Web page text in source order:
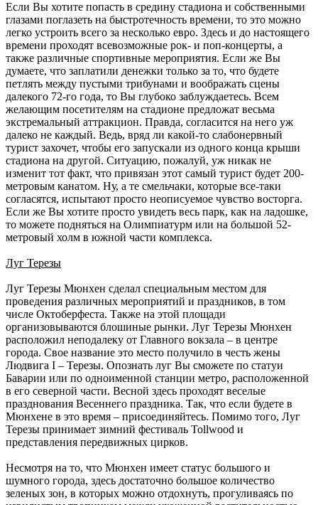
Если Вы хотите попасть в средину стадиона и собственными
глазами поглазеть на быстротечность времени, то это можно
легко устроить всего за несколько евро. Здесь и до настоящего
времени проходят всевозможные рок- и поп-концерты, а
также различные спортивные мероприятия. Если же Вы
думаете, что заплатили денежки только за то, что будете
петлять между пустыми трибунами и воображать сцены
далекого 72-го года, то Вы глубоко заблуждаетесь. Всем
желающим посетителям на стадионе предложат весьма
экстремальный аттракцион. Правда, согласится на него уж
далеко не каждый. Ведь, вряд ли какой-то слабонервный
турист захочет, чтобы его запускали из одного конца крыши
стадиона на другой. Ситуацию, пожалуй, уж никак не
изменит тот факт, что привязан этот самый турист будет 200-
метровым канатом. Ну, а те смельчаки, которые все-таки
согласятся, испытают просто неописуемое чувство восторга.
Если же Вы хотите просто увидеть весь парк, как на ладошке,
то можете подняться на Олимпиатурм или на большой 52-
метровый холм в южной части комплекса.
Луг Терезы
Луг Терезы Мюнхен сделал специальным местом для
проведения различных мероприятий и праздников, в том
числе Октоберфеста. Также на этой площади
организовываются блошиные рынки. Луг Терезы Мюнхен
расположил неподалеку от Главного вокзала – в центре
города. Свое название это место получило в честь жены
Людвига I – Терезы. Опознать луг Вы сможете по статуи
Баварии или по одноименной станции метро, расположенной
в его северной части. Весной здесь проходят веселые
празднования Весеннего праздника. Так, что если будете в
Мюнхене в это время – присоединяйтесь. Помимо того, Луг
Терезы принимает зимний фестиваль Tollwood и
представления передвижных цирков.
Несмотря на то, что Мюнхен имеет статус большого и
шумного города, здесь достаточно большое количество
зеленых зон, в которых можно отдохнуть, прогуливаясь по